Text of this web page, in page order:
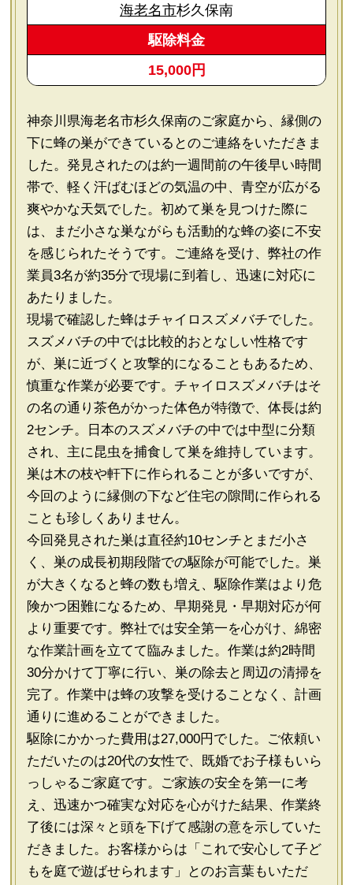
海老名市杉久保南
駆除料金
15,000円
神奈川県海老名市杉久保南のご家庭から、縁側の
下に蜂の巣ができているとのご連絡をいただきま
した。発見されたのは約一週間前の午後早い時間
帯で、軽く汗ばむほどの気温の中、青空が広がる
爽やかな天気でした。初めて巣を見つけた際に
は、まだ小さな巣ながらも活動的な蜂の姿に不安
を感じられたそうです。ご連絡を受け、弊社の作
業員3名が約35分で現場に到着し、迅速に対応に
あたりました。
現場で確認した蜂はチャイロスズメバチでした。
スズメバチの中では比較的おとなしい性格です
が、巣に近づくと攻撃的になることもあるため、
慎重な作業が必要です。チャイロスズメバチはそ
の名の通り茶色がかった体色が特徴で、体長は約
2センチ。日本のスズメバチの中では中型に分類
され、主に昆虫を捕食して巣を維持しています。
巣は木の枝や軒下に作られることが多いですが、
今回のように縁側の下など住宅の隙間に作られる
ことも珍しくありません。
今回発見された巣は直径約10センチとまだ小さ
く、巣の成長初期段階での駆除が可能でした。巣
が大きくなると蜂の数も増え、駆除作業はより危
険かつ困難になるため、早期発見・早期対応が何
より重要です。弊社では安全第一を心がけ、綿密
な作業計画を立てて臨みました。作業は約2時間
30分かけて丁寧に行い、巣の除去と周辺の清掃を
完了。作業中は蜂の攻撃を受けることなく、計画
通りに進めることができました。
駆除にかかった費用は27,000円でした。ご依頼い
ただいたのは20代の女性で、既婚でお子様もいら
っしゃるご家庭です。ご家族の安全を第一に考
え、迅速かつ確実な対応を心がけた結果、作業終
了後には深々と頭を下げて感謝の意を示していた
だきました。お客様からは「これで安心して子ど
もを庭で遊ばせられます」とのお言葉もいただ